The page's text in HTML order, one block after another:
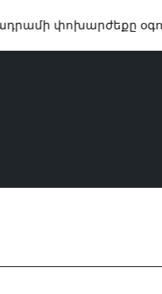
փոխարժեքը